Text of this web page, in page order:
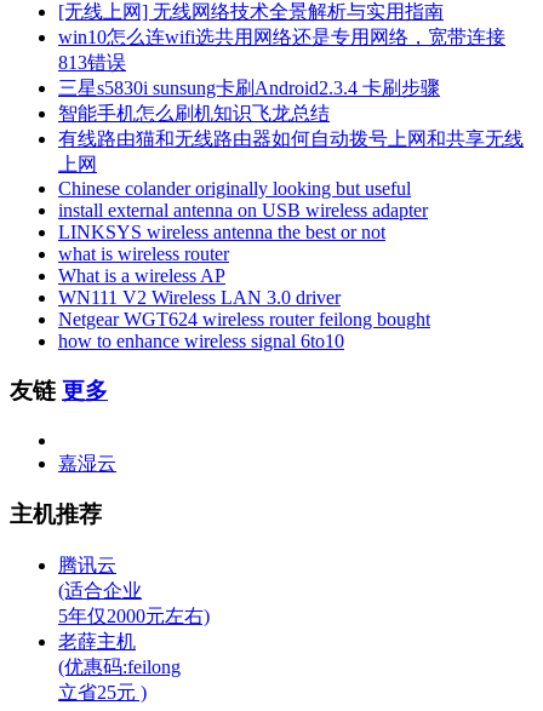
[无线上网] 无线网络技术全景解析与实用指南
win10怎么连wifi选共用网络还是专用网络，宽带连接
813错误
三星s5830i sunsung卡刷Android2.3.4 卡刷步骤
智能手机怎么刷机知识飞龙总结
有线路由猫和无线路由器如何自动拨号上网和共享无线
上网
Chinese colander originally looking but useful
install external antenna on USB wireless adapter
LINKSYS wireless antenna the best or not
what is wireless router
What is a wireless AP
WN111 V2 Wireless LAN 3.0 driver
Netgear WGT624 wireless router feilong bought
how to enhance wireless signal 6to10
友链 更多
嘉湿云
主机推荐
腾讯云
(适合企业
5年仅2000元左右)
老薛主机
(优惠码:feilong
立省25元 )